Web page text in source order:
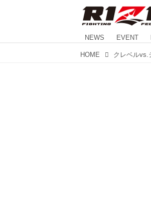
NEWS EVENT
HOME